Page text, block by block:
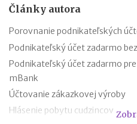
Články autora
Porovnanie podnikateľských
Podnikateľský účet zadarmo
Podnikateľský účet zadarmo
mBank
Účtovanie zákazkovej výroby
Hlásenie pobytu cudzincov